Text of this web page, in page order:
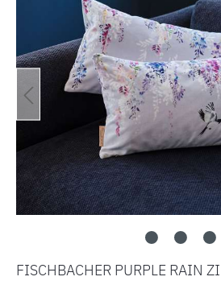
FISCHBACHER PURPLE RAIN